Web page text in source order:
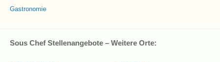
Gastronomie
Sous Chef Stellenangebote – Weitere Orte: